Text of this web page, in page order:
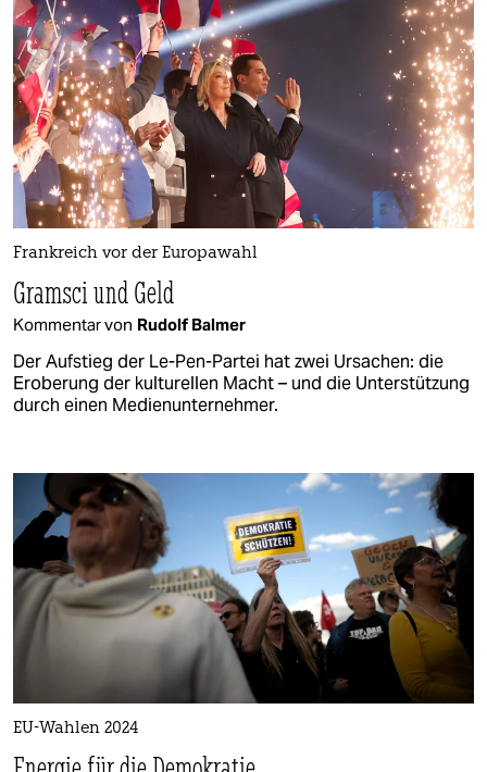
Frankreich vor der Europawahl
Gramsci und Geld
Kommentar von Rudolf Balmer
Der Aufstieg der Le-Pen-Partei hat zwei Ursachen: die
Eroberung der kulturellen Macht – und die Unterstützung
durch einen Medienunternehmer.
EU-Wahlen 2024